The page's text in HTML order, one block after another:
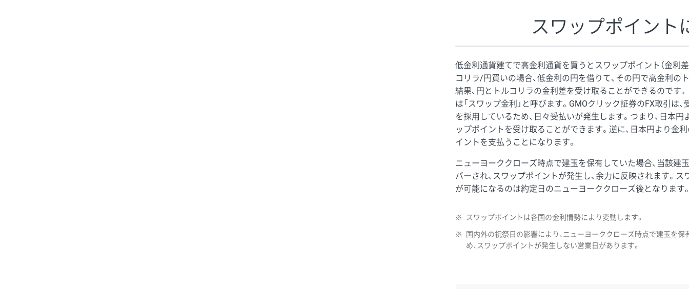
スワップポイント
低金利通貨建てで高金利通貨を買うとスワップポイント（金利
コリラ/円買いの場合、低金利の円を借りて、その円で高金利の
結果、円とトルコリラの金利差を受け取ることができるのです
は「スワップ金利」と呼びます。GMOクリック証券のFX取引は
を採用しているため、日々受払いが発生します。つまり、日本
ップポイントを受け取ることができます。逆に、日本円より金
イントを支払うことになります。
ニューヨーククローズ時点で建玉を保有していた場合、当該建
バーされ、スワップポイントが発生し、余力に反映されます。
が可能になるのは約定日のニューヨーククローズ後となります
※ スワップポイントは各国の金利情勢により変動します。
※
国内外の祝祭日の影響により、ニューヨーククローズ時点で建玉を
め、スワップポイントが発生しない営業日があります。